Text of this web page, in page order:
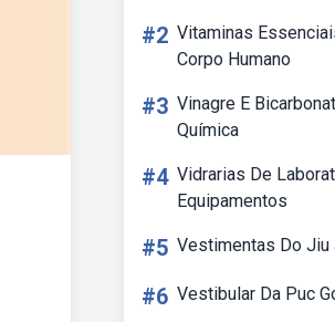
#2 Vitaminas
Corpo Humano
#3 Vinagre E
Química
#4 Vidrarias De
Equipamentos
#5 Vestimentas Do
#6 Vestibular Da Puc